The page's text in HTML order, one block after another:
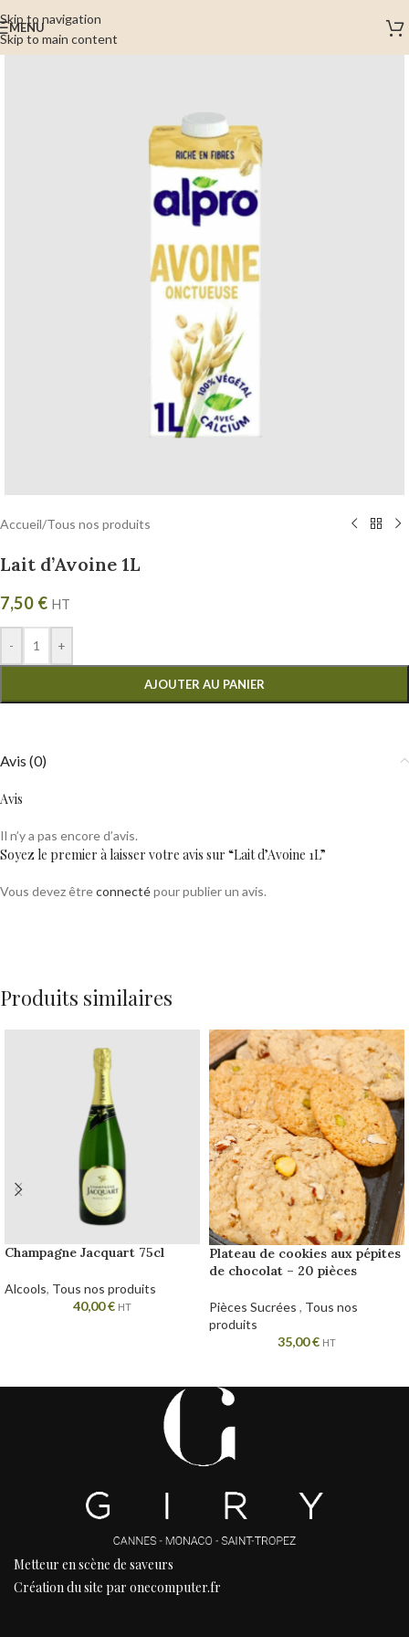
Skip to navigation
Skip to main content
MENU
Accueil/Tous nos produits
Lait d’Avoine 1L
7,50 € HT
- +
AJOUTER AU PANIER
Avis (0)
Avis
Il n’y a pas encore d’avis.
Soyez le premier à laisser votre avis sur “Lait d’Avoine 1L”
Vous devez êtreconnectépour publier un avis.
Produits similaires
Champagne Jacquart 75cl
Alcools, Tous nos produits
40,00€ HT
Plateau de cookies aux pépites
de chocolat – 20 pièces
Pièces Sucrées , Tous nos
produits
35,00€ HT
Metteur en scène de saveurs
Création du site par onecomputer.fr